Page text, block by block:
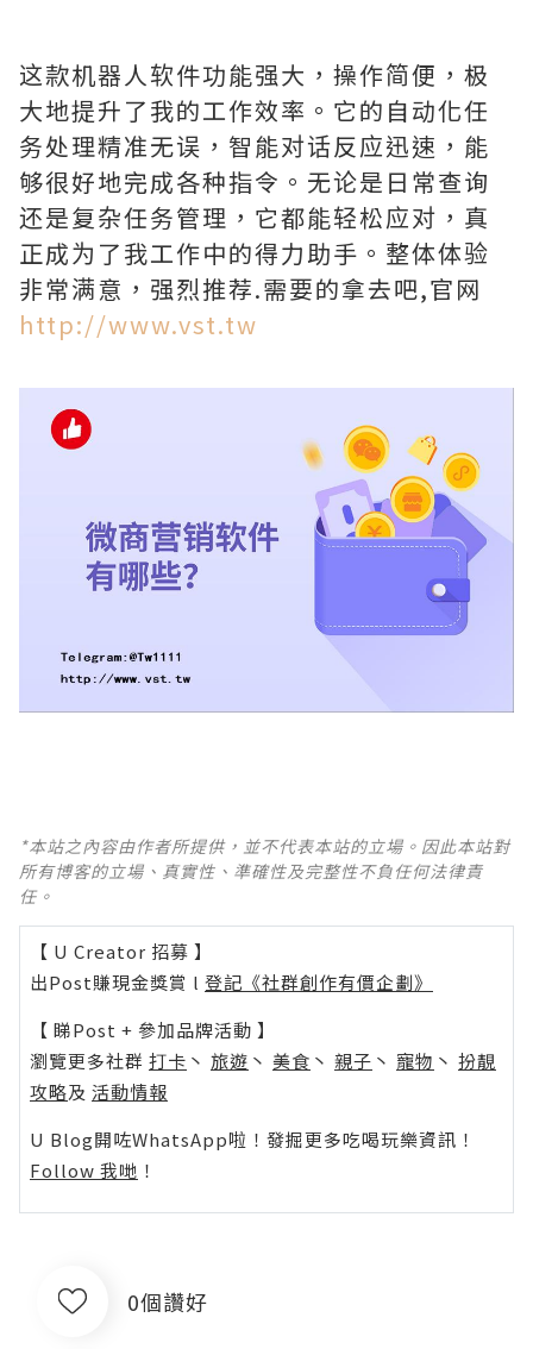
这款机器人软件功能强大，操作简便，极
大地提升了我的工作效率。它的自动化任
务处理精准无误，智能对话反应迅速，能
够很好地完成各种指令。无论是日常查询
还是复杂任务管理，它都能轻松应对，真
正成为了我工作中的得力助手。整体体验
非常满意，强烈推荐.需要的拿去吧,官网
http://www.vst.tw
*本站之內容由作者所提供，並不代表本站的立場。因此本站對
所有博客的立場、真實性、準確性及完整性不負任何法律責
任。
【 U Creator 招募 】
出Post賺現金獎賞 l 登記《社群創作有價企劃》
【 睇Post + 參加品牌活動 】
瀏覽更多社群 打卡 丶 旅遊 丶 美食 丶 親子 丶 寵物 丶 扮靚
攻略及 活動情報
U Blog開咗WhatsApp啦！發掘更多吃喝玩樂資訊！
Follow 我哋 ！
0個讚好